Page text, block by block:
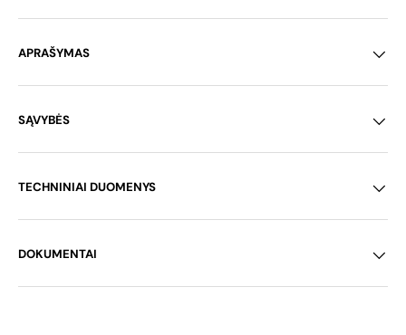
APRAŠYMAS
SĄVYBĖS
TECHNINIAI DUOMENYS
DOKUMENTAI